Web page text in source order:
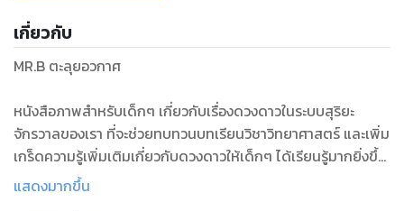
เกี่ยวกับ
MR.B ตะลุยอวกาศ
หนังสือภาพสำหรับเด็กๆ เกี่ยวกับเรื่องดวงดาวในระบบสุริยะ
จักรวาลของเรา ที่จะช่วยทบทวนบทเรียนวิชาวิทยาศาสตร์ และเพิ่ม
เกร็ดความรู้เพิ่มเติมเกี่ยวกับดวงดาวให้เด็กๆ ได้เรียนรู้มากยิ่งขึ้น
ไปพร้อมกับ MR.B
แสดงมากขึ้น